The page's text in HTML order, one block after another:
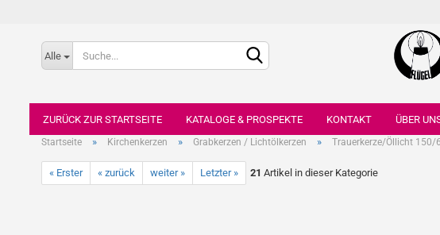
Alle
ZURÜCK ZUR STARTSEITE KATALOGE & PROSPEKTE KONTAKT ÜBER
Startseite » Kirchenkerzen » Grabkerzen / Lichtölkerzen » Trauerkerze/Öllicht 150/
« Erster « zurück weiter » Letzter » 21 Artikel in dieser Kategorie